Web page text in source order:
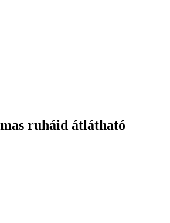
ruháid átlátható